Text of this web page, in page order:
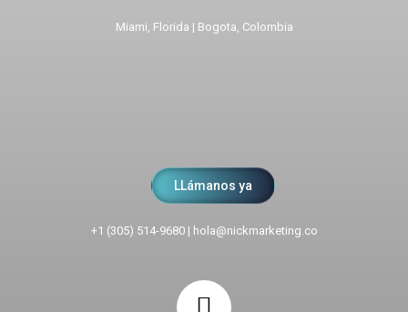
Miami, Florida | Bogota, Colombia
LLámanos ya
+1 (305) 514-9680| hola@nickmarketing.co